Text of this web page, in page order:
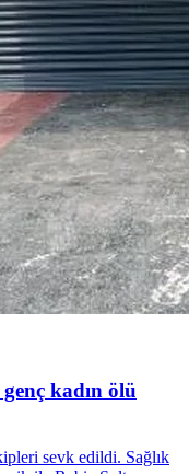
kadın ölü
sevk edildi. Sağlık